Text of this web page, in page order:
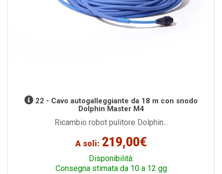
22 - Cavo autogalleggiante da 18 m con snodo
Dolphin Master M4
Ricambio robot pulitore Dolphin...
A soli: 219,00€
Disponibilità:
Consegna stimata da 10 a 12 gg